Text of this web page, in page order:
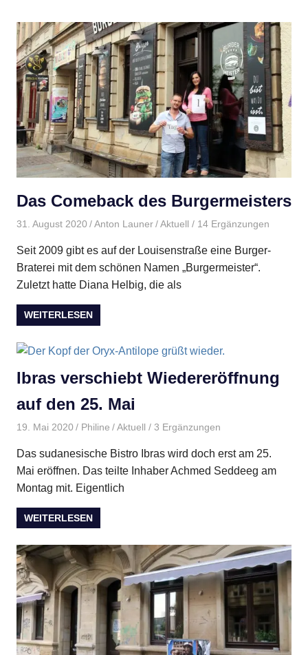
Das Comeback des Burgermeisters
31. August 2020 Anton Launer Aktuell / 14 Ergänzungen
Seit 2009 gibt es auf der Louisenstraße eine Burger-
Braterei mit dem schönen Namen „Burgermeister“.
Zuletzt hatte Diana Helbig, die als
WEITERLESEN
Ibras verschiebt Wiedereröffnung
auf den 25. Mai
19. Mai 2020 Philine Aktuell / 3 Ergänzungen
Das sudanesische Bistro Ibras wird doch erst am 25.
Mai eröffnen. Das teilte Inhaber Achmed Seddeeg am
Montag mit. Eigentlich
WEITERLESEN